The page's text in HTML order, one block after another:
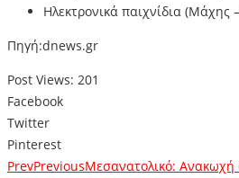
Ηλεκτρονικά παιχνίδια
Πηγή:dnews.gr
Post Views: 201
Facebook
Twitter
Pinterest
PrevPreviousΜεσανατολικό: Ανακωχή